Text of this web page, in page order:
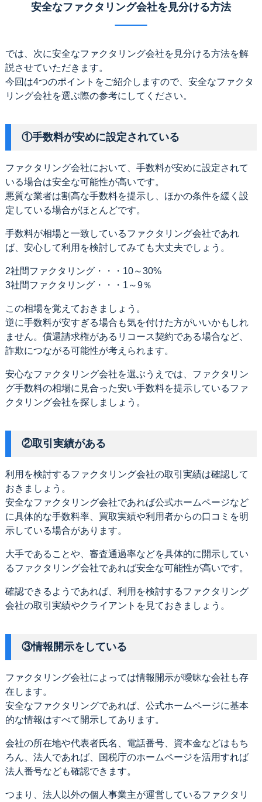
安全なファクタリング会社を見分ける方法
では、次に安全なファクタリング会社を見分ける方法を解
説させていただきます。
今回は4つのポイントをご紹介しますので、安全なファクタ
リング会社を選ぶ際の参考にしてください。
①手数料が安めに設定されている
ファクタリング会社において、手数料が安めに設定されて
いる場合は安全な可能性が高いです。
悪質な業者は割高な手数料を提示し、ほかの条件を緩く設
定している場合がほとんどです。
手数料が相場と一致しているファクタリング会社であれ
ば、安心して利用を検討してみても大丈夫でしょう。
2社間ファクタリング・・・10～30%
3社間ファクタリング・・・1～9％
この相場を覚えておきましょう。
逆に手数料が安すぎる場合も気を付けた方がいいかもしれ
ません。償還請求権があるリコース契約である場合など、
詐欺につながる可能性が考えられます。
安心なファクタリング会社を選ぶうえでは、ファクタリン
グ手数料の相場に見合った安い手数料を提示しているファ
クタリング会社を探しましょう。
②取引実績がある
利用を検討するファクタリング会社の取引実績は確認して
おきましょう。
安全なファクタリング会社であれば公式ホームページなど
に具体的な手数料率、買取実績や利用者からの口コミを明
示している場合があります。
大手であることや、審査通過率などを具体的に開示してい
るファクタリング会社であれば安全な可能性が高いです。
確認できるようであれば、利用を検討するファクタリング
会社の取引実績やクライアントを見ておきましょう。
③情報開示をしている
ファクタリング会社によっては情報開示が曖昧な会社も存
在します。
安全なファクタリングであれば、公式ホームページに基本
的な情報はすべて開示してあります。
会社の所在地や代表者氏名、電話番号、資本金などはもち
ろん、法人であれば、国税庁のホームページを活用すれば
法人番号なども確認できます。
つまり、法人以外の個人事業主が運営しているファクタリ